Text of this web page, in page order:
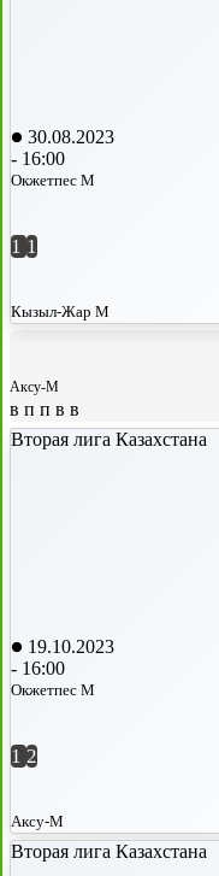
30.08.2023
- 16:00
Окжетпес М
1 1
Кызыл-Жар М
Аксу-М
в п п в в
Вторая лига Казахстана
19.10.2023
- 16:00
Окжетпес М
1 2
Аксу-М
Вторая лига Казахстана